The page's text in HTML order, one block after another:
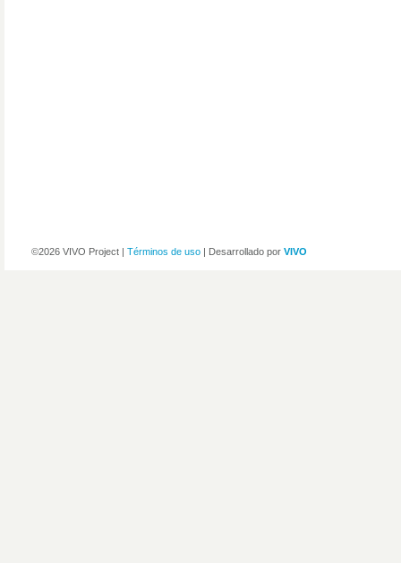
©2026 VIVO Project | Términos de uso | Desarrollado por VIVO